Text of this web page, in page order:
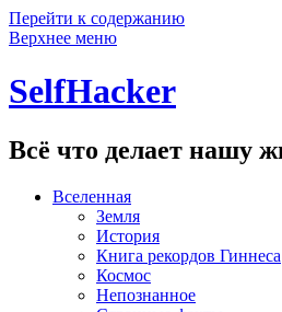
Перейти к содержанию
Верхнее меню
SelfHacker
Всё что делает нашу
Вселенная
Земля
История
Книга рекордов Гиннеса
Космос
Непознанное